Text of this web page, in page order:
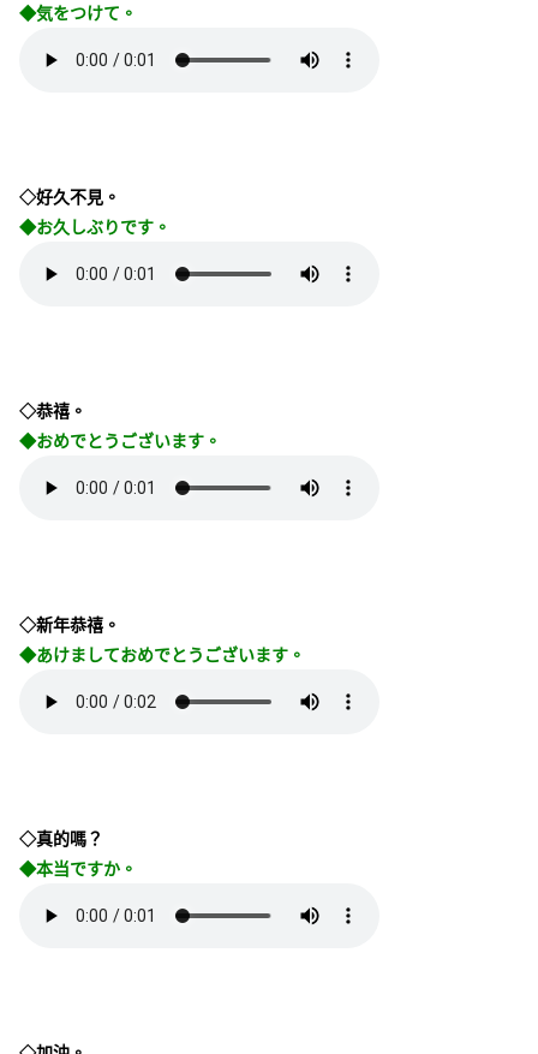
◆気をつけて。
◇好久不見。
◆お久しぶりです。
◇恭禧。
◆おめでとうございます。
◇新年恭禧。
◆あけましておめでとうございます。
◇真的嗎？
◆本当ですか。